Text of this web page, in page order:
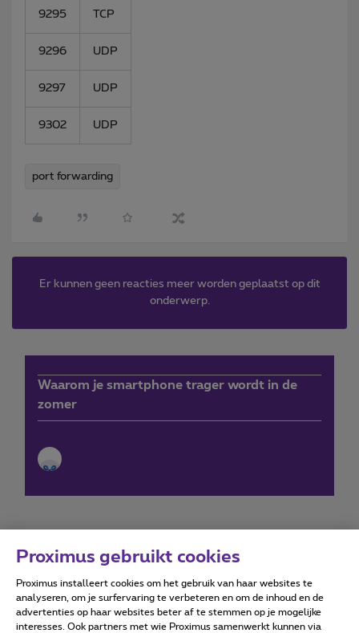
9295 TCP
9296 UDP
9297 UDP
9302 UDP
port forwarding
Er kunnen geen reacties meer worden geplaatst op dit
onderwerp.
Waarom je smartphone trager wordt in de
zomer
Forumvoorwaarden Accessibility statement
Proximus gebruikt cookies
Proximus installeert cookies om het gebruik van haar websites te
analyseren, om je surfervaring te verbeteren en om de inhoud en de
advertenties op haar websites beter af te stemmen op je mogelijke
interesses. Ook partners met wie Proximus samenwerkt kunnen via